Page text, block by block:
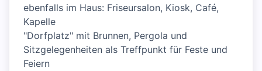
ebenfalls im Haus: Friseursalon, Kiosk, Café,
Kapelle
"Dorfplatz" mit Brunnen, Pergola und
Sitzgelegenheiten als Treffpunkt für Feste und
Feiern